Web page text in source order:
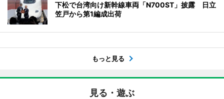
下松で台湾向け新幹線車両「N700ST」披露 日立
笠戸から第1編成出荷
もっと見る
見る・遊ぶ